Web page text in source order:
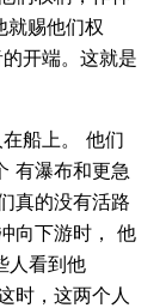
赐他们权
开端。这就是
船上。 他们
有瀑布和更急
真的没有活路
向下游时， 他
人看到他
时，这两个人